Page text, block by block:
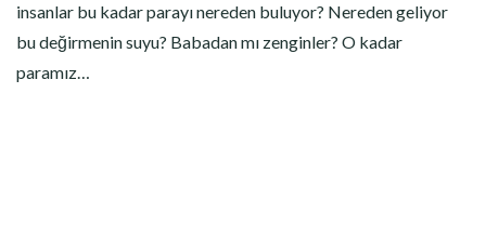
insanlar bu kadar parayı nereden buluyor? Nereden geliyor
bu değirmenin suyu? Babadan mı zenginler? O kadar
paramız…